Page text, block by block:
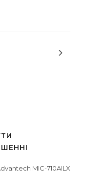
MIC-710AILX